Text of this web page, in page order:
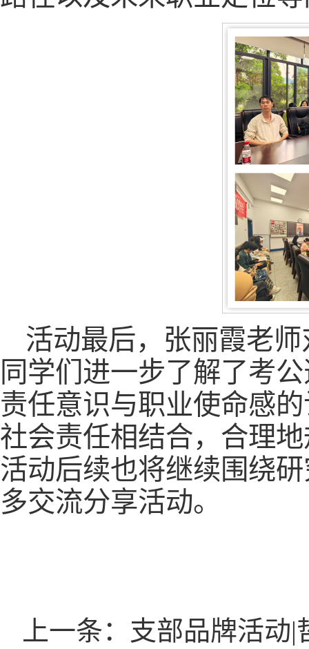
活动最后，张丽霞老
同学们进一步了解了考
责任意识与职业使命感
社会责任相结合，合理
活动后续也将继续围绕
多交流分享活动。
上一条：支部品牌活